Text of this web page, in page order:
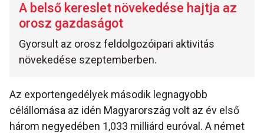
A belső kereslet növekedése hajtja az
orosz gazdaságot
Gyorsult az orosz feldolgozóipari aktivitás
növekedése szeptemberben.
Az exportengedélyek második legnagyobb
célállomása az idén Magyarország volt az év első
három negyedében 1,033 milliárd euróval. A német